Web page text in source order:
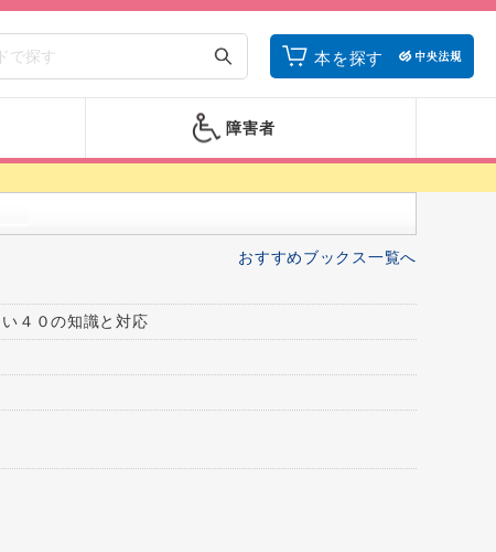
本を探す
障害者
おすすめブックス一覧へ
４０の知識と対応